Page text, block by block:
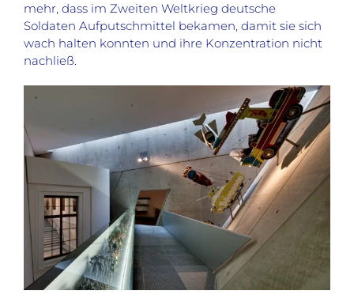
mehr, dass im Zweiten Weltkrieg deutsche
Soldaten Aufputschmittel bekamen, damit sie sich
wach halten konnten und ihre Konzentration nicht
nachließ.